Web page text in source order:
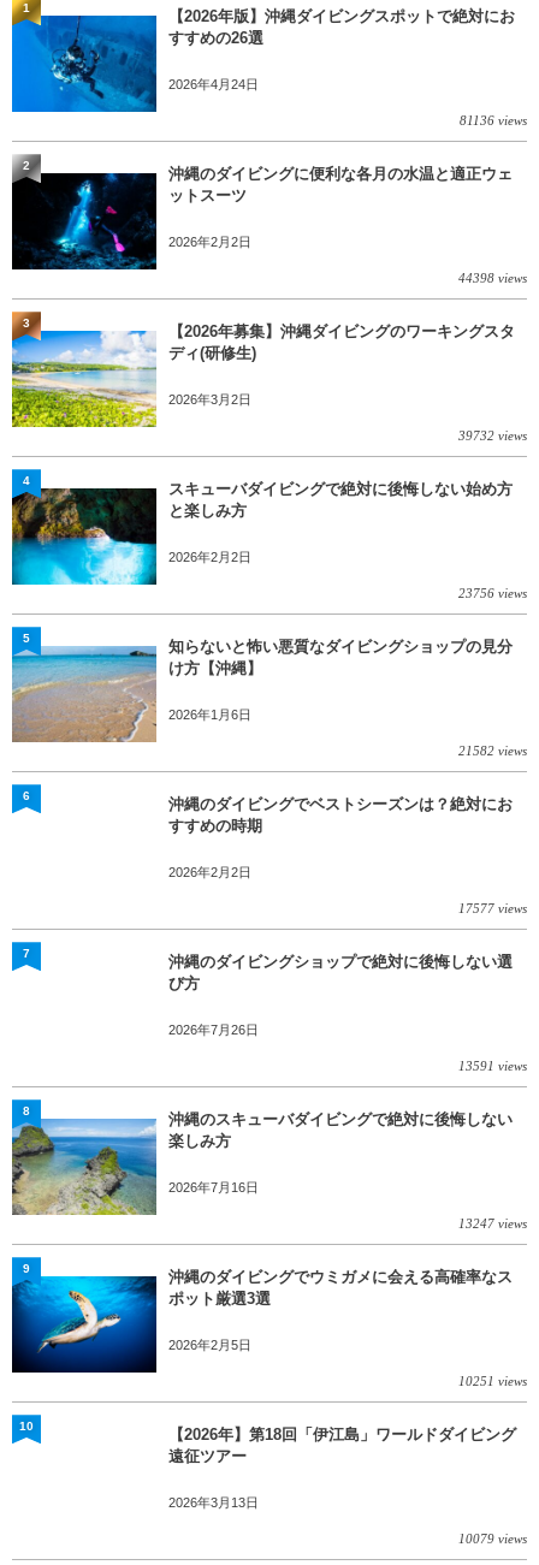
【2026年版】沖縄ダイビングスポットで絶対にお
すすめの26選
2026年4月24日
81136 views
1
沖縄のダイビングに便利な各月の水温と適正ウェ
ットスーツ
2026年2月2日
44398 views
2
【2026年募集】沖縄ダイビングのワーキングスタ
ディ(研修生)
2026年3月2日
39732 views
3
スキューバダイビングで絶対に後悔しない始め方
と楽しみ方
2026年2月2日
23756 views
4
知らないと怖い悪質なダイビングショップの見分
け方【沖縄】
2026年1月6日
21582 views
5
沖縄のダイビングでベストシーズンは？絶対にお
すすめの時期
2026年2月2日
17577 views
6
沖縄のダイビングショップで絶対に後悔しない選
び方
2026年7月26日
13591 views
7
沖縄のスキューバダイビングで絶対に後悔しない
楽しみ方
2026年7月16日
13247 views
8
沖縄のダイビングでウミガメに会える高確率なス
ポット厳選3選
2026年2月5日
10251 views
9
【2026年】第18回「伊江島」ワールドダイビング
遠征ツアー
2026年3月13日
10079 views
10